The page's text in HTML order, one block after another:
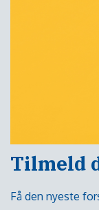
Tilmeld
Få den nyeste